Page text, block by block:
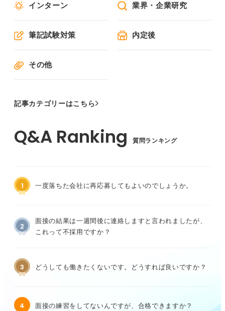
インターン 業界・企業研究
筆記試験対策 内定後
その他
記事カテゴリーはこちら
質問ランキング
1 一度落ちた会社に再応募してもよいのでしょうか。
2
面接の結果は一週間後に連絡しますと言われましたが、
これって不採用ですか？
3 どうしても働きたくないです。どうすれば良いですか？
4 面接の練習をしてないんですが、合格できますか？